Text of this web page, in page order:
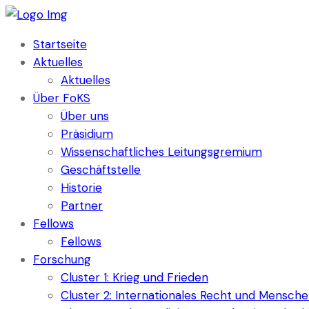
Startseite
Aktuelles
Aktuelles
Über FoKS
Über uns
Präsidium
Wissenschaftliches Leitungsgremium
Geschäftstelle
Historie
Partner
Fellows
Fellows
Forschung
Cluster 1: Krieg und Frieden
Cluster 2: Internationales Recht und